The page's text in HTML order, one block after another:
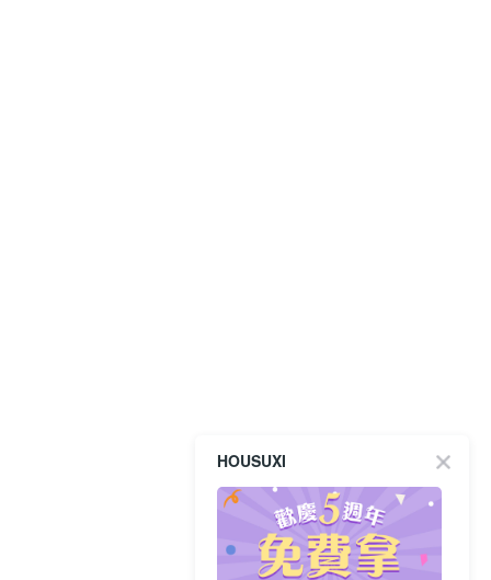
HOUSUXI